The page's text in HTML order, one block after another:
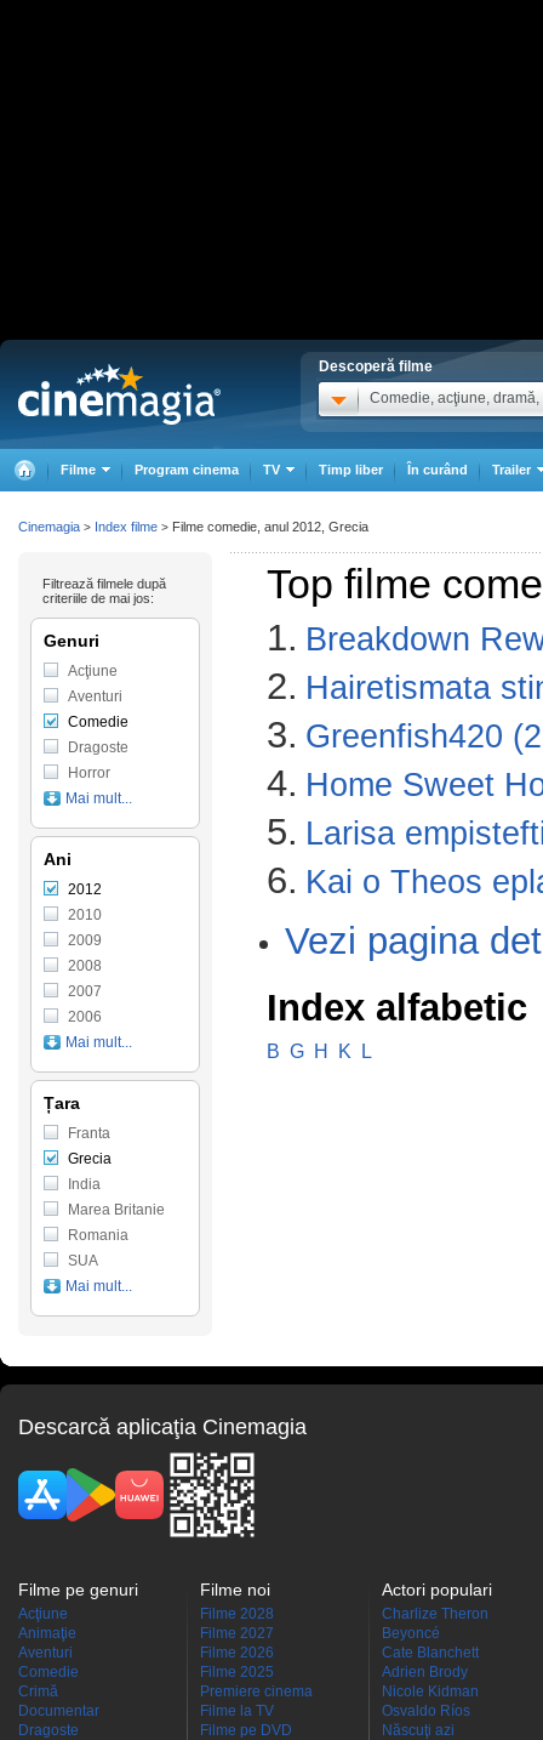
Descoperă filme
Comedie, acţiune, dramă,
Filme Program cinema TV Timp liber În curând Trailer
Top filme
1. Breakdown
2. Hairetismata
3. Greenfish420
4. Home Sweet
5. Larisa
6. Kai o Theos
Vezi pagina
Index alfabetic
B G H K L
Filtrează filmele după
criteriile de mai jos:
Genuri
Acţiune
Aventuri
Comedie
Dragoste
Horror
Mai mult...
Ani
2012
2010
2009
2008
2007
2006
Mai mult...
Țara
Franta
Grecia
India
Marea Britanie
Romania
SUA
Mai mult...
Cinemagia > Index filme > Filme comedie, anul 2012, Grecia
Descarcă aplicaţia Cinemagia
Filme pe genuri
Acţiune
Animaţie
Aventuri
Comedie
Crimă
Documentar
Dragoste
Filme noi
Filme 2028
Filme 2027
Filme 2026
Filme 2025
Premiere cinema
Filme la TV
Filme pe DVD
Actori populari
Charlize Theron
Beyoncé
Cate Blanchett
Adrien Brody
Nicole Kidman
Osvaldo Ríos
Născuţi azi